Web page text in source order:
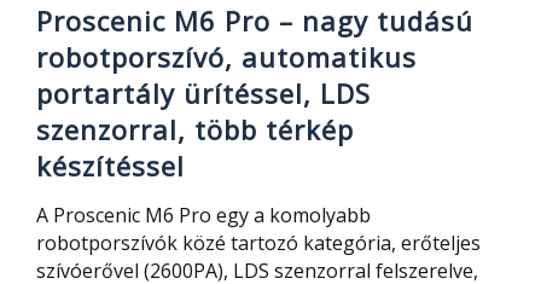
Proscenic M6 Pro – nagy tudású
robotporszívó, automatikus
portartály ürítéssel, LDS
szenzorral, több térkép
készítéssel
A Proscenic M6 Pro egy a komolyabb
robotporszívók közé tartozó kategória, erőteljes
szívóerővel (2600PA), LDS szenzorral felszerelve,